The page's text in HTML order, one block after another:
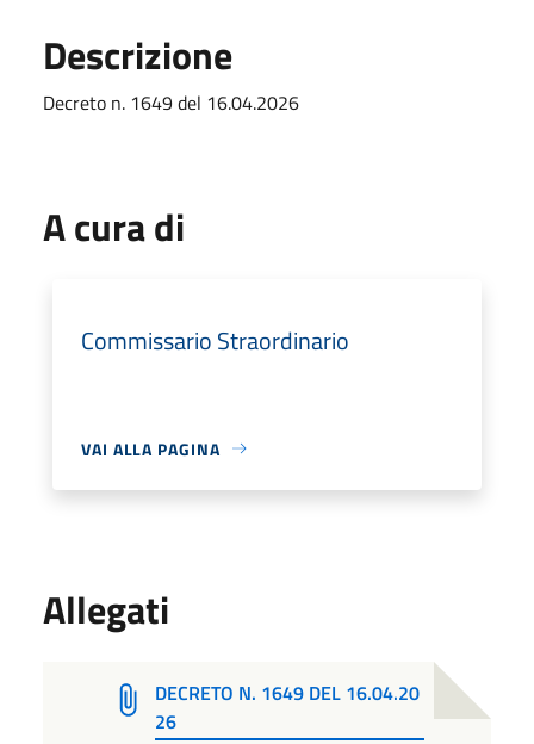
Descrizione
Decreto n. 1649 del 16.04.2026
A cura di
Commissario Straordinario
VAI ALLA PAGINA
Allegati
DECRETO N. 1649 DEL 16.04.20
26